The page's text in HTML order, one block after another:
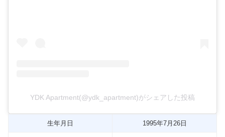
YDK Apartment(@ydk_apartment)がシェアした投稿
生年月日 1995年7月26日